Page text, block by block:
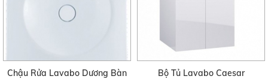
Chậu Rửa Lavabo Dương Bàn
Bộ Tủ Lavabo Caesar